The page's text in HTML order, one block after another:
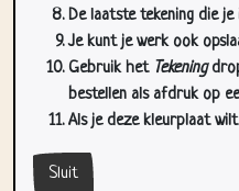
De laatste tekening die
Je kunt je werk ook
Gebruik het Tekening
bestellen als afdruk op
Als je deze kleurplaat
Sluit